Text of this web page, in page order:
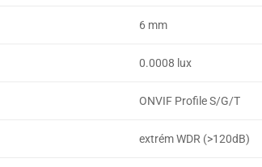
6 mm
0.0008 lux
ONVIF Profile S/G/T
extrém WDR (>120dB)